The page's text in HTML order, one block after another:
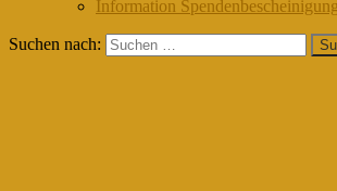
Information Spendenbescheinigung
Suchen nach: